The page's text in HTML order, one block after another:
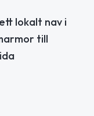
lokalt nav i
till